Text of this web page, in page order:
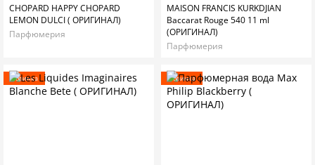
CHOPARD HAPPY CHOPARD
LEMON DULCI ( ОРИГИНАЛ)
Парфюмерия
MAISON FRANCIS KURKDJIAN
Baccarat Rouge 540 11 ml
(ОРИГИНАЛ)
Парфюмерия
Новинка Новинка